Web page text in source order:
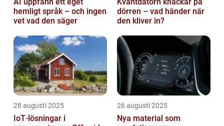
hemligt språk – och ingen
vet vad den säger
dörren – vad händer när
den kliver in?
28 augusti 2025
IoT‑lösningar i
26 augusti 2025
Nya material som